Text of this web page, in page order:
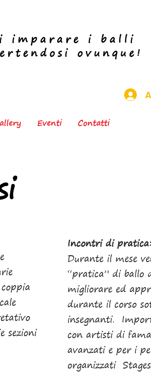
imparare i balli
ovunque!
Eventi Contatti
sezioni
Incontri di pratica:
Durante il mese
“pratica” di ballo
migliorare ed
durante il corso
insegnanti.
con artisti di
avanzati e per i
organizzati